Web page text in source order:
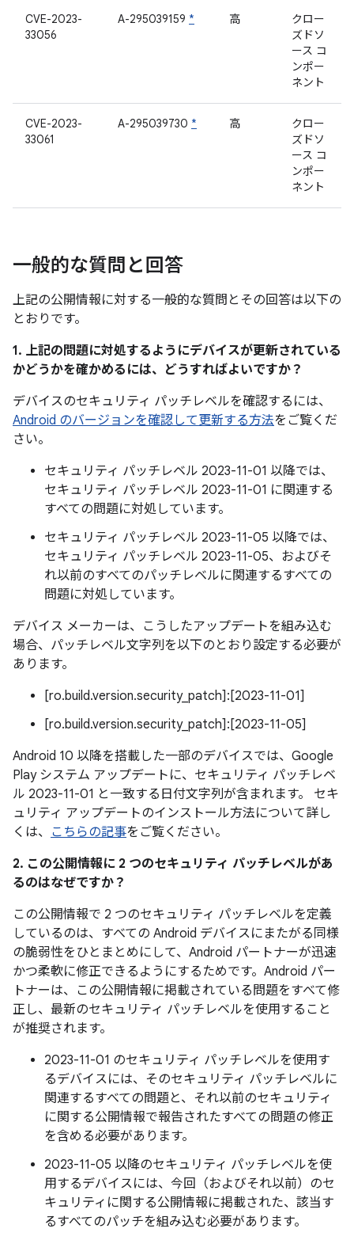
CVE-2023-
33056
A-295039159 * 高
クロー
ズドソ
ース コ
ンポー
ネント
CVE-2023-
33061
A-295039730 * 高
クロー
ズドソ
ース コ
ンポー
ネント
一般的な質問と回答
上記の公開情報に対する一般的な質問とその回答は以下の
とおりです。
1. 上記の問題に対処するようにデバイスが更新されている
かどうかを確かめるには、どうすればよいですか？
デバイスのセキュリティ パッチレベルを確認するには、
Android のバージョンを確認して更新する方法をご覧くだ
さい。
セキュリティ パッチレベル 2023-11-01 以降では、
セキュリティ パッチレベル 2023-11-01 に関連する
すべての問題に対処しています。
セキュリティ パッチレベル 2023-11-05 以降では、
セキュリティ パッチレベル 2023-11-05、およびそ
れ以前のすべてのパッチレベルに関連するすべての
問題に対処しています。
デバイス メーカーは、こうしたアップデートを組み込む
場合、パッチレベル文字列を以下のとおり設定する必要が
あります。
[ro.build.version.security_patch]:[2023-11-01]
[ro.build.version.security_patch]:[2023-11-05]
Android 10 以降を搭載した一部のデバイスでは、Google
Play システム アップデートに、セキュリティ パッチレベ
ル 2023-11-01 と一致する日付文字列が含まれます。 セキ
ュリティ アップデートのインストール方法について詳し
くは、 こちらの記事をご覧ください。
2. この公開情報に 2 つのセキュリティ パッチレベルがあ
るのはなぜですか？
この公開情報で 2 つのセキュリティ パッチレベルを定義
しているのは、すべての Android デバイスにまたがる同様
の脆弱性をひとまとめにして、Android パートナーが迅速
かつ柔軟に修正できるようにするためです。Android パー
トナーは、この公開情報に掲載されている問題をすべて修
正し、最新のセキュリティ パッチレベルを使用すること
が推奨されます。
2023-11-01 のセキュリティ パッチレベルを使用す
るデバイスには、そのセキュリティ パッチレベルに
関連するすべての問題と、それ以前のセキュリティ
に関する公開情報で報告されたすべての問題の修正
を含める必要があります。
2023-11-05 以降のセキュリティ パッチレベルを使
用するデバイスには、今回（およびそれ以前）のセ
キュリティに関する公開情報に掲載された、該当す
るすべてのパッチを組み込む必要があります。